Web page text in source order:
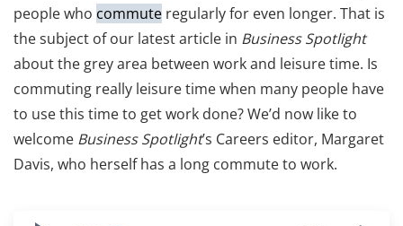
people who commute regularly for even longer. That is
the subject of our latest article in Business Spotlight
about the grey area between work and leisure time. Is
commuting really leisure time when many people have
to use this time to get work done? We’d now like to
welcome Business Spotlight’s Careers editor, Margaret
Davis, who herself has a long commute to work.